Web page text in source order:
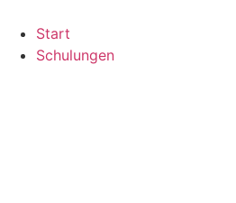
Start
Schulungen